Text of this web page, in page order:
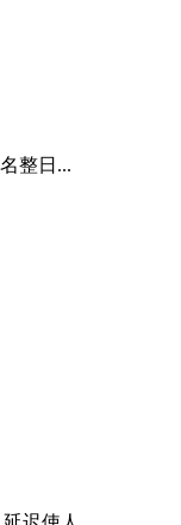
整日...